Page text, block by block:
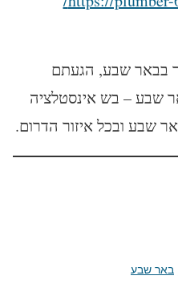
בבאר שבע, הגעתם
שבע – בש אינסטלציה
שבע ובכל איזור הדרום.
באר שבע